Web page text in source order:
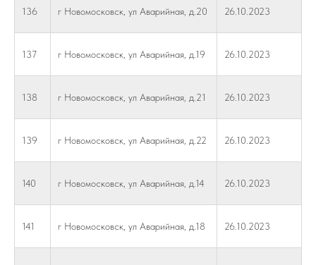
136 г Новомосковск, ул Аварийная, д.20 26.10.2023
137 г Новомосковск, ул Аварийная, д.19 26.10.2023
138 г Новомосковск, ул Аварийная, д.21 26.10.2023
139 г Новомосковск, ул Аварийная, д.22 26.10.2023
140 г Новомосковск, ул Аварийная, д.14 26.10.2023
141 г Новомосковск, ул Аварийная, д.18 26.10.2023